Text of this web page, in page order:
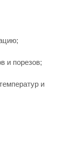
и порезов;
и